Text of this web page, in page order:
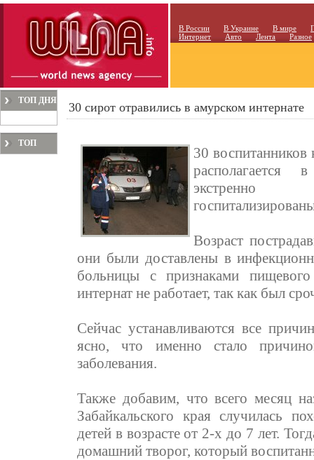
В России В Украине В мире
Интернет
Авто Лента Разное
ТОП ДНЯ
ТОП
30 сирот отравились в амурском интернате
30
располагается
экстренно
Возраст
они были доставлены в
больницы с признаками
интернат не работает, так как был
Сейчас устанавливаются все
ясно, что именно стало
заболевания.
Также добавим, что всего месяц
Забайкальского края случилась
детей в возрасте от 2-х до 7 лет.
домашний творог, который